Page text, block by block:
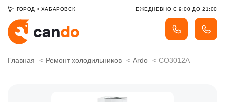
ГОРОД • ХАБАРОВСК ЕЖЕДНЕВНО С 9:00 ДО 21:00
Главная Ремонт холодильников Ardo CO3012A